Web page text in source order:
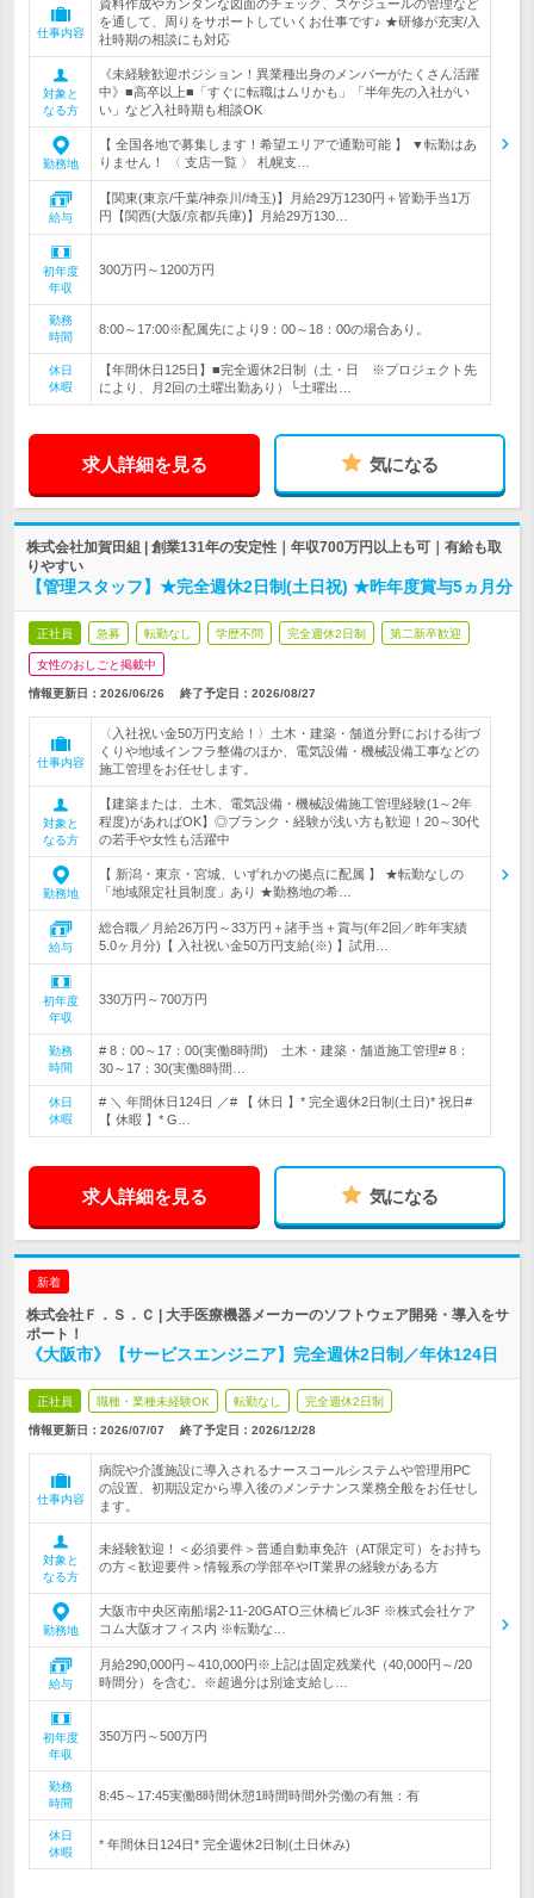
仕事内容
資料作成やカンタンな図面のチェック、スケジュールの管理など
を通して、周りをサポートしていくお仕事です♪ ★研修が充実/入
社時期の相談にも対応
対象と
なる方
《未経験歓迎ポジション！異業種出身のメンバーがたくさん活躍
中》■高卒以上■「すぐに転職はムリかも」「半年先の入社がい
い」など入社時期も相談OK
勤務地
【 全国各地で募集します！希望エリアで通勤可能 】 ▼転勤はあ
りません！ 〈 支店一覧 〉 札幌支…
給与
【関東(東京/千葉/神奈川/埼玉)】月給29万1230円＋皆勤手当1万
円【関西(大阪/京都/兵庫)】月給29万130…
初年度
年収
300万円～1200万円
勤務
時間
8:00～17:00※配属先により9：00～18：00の場合あり。
休日
休暇
【年間休日125日】■完全週休2日制（土・日 ※プロジェクト先
により、月2回の土曜出勤あり）└土曜出…
求人詳細を見る 気になる
株式会社加賀田組 | 創業131年の安定性｜年収700万円以上も可｜有給も取
りやすい
【管理スタッフ】★完全週休2日制(土日祝) ★昨年度賞与5ヵ月分
正社員 急募 転勤なし 学歴不問 完全週休2日制 第二新卒歓迎
女性のおしごと掲載中
情報更新日：2026/06/26 終了予定日： 2026/08/27
仕事内容
〈入社祝い金50万円支給！〉土木・建築・舗道分野における街づ
くりや地域インフラ整備のほか、電気設備・機械設備工事などの
施工管理をお任せします。
対象と
なる方
【建築または、土木、電気設備・機械設備施工管理経験(1～2年
程度)があればOK】◎ブランク・経験が浅い方も歓迎！20～30代
の若手や女性も活躍中
勤務地
【 新潟・東京・宮城、いずれかの拠点に配属 】 ★転勤なしの
「地域限定社員制度」あり ★勤務地の希…
給与
総合職／月給26万円～33万円＋諸手当＋賞与(年2回／昨年実績
5.0ヶ月分)【 入社祝い金50万円支給(※) 】試用…
初年度
年収
330万円～700万円
勤務
時間
# 8：00～17：00(実働8時間) 土木・建築・舗道施工管理# 8：
30～17：30(実働8時間…
休日
休暇
# ＼ 年間休日124日 ／# 【 休日 】* 完全週休2日制(土日)* 祝日#
【 休暇 】* G…
求人詳細を見る 気になる
新着
株式会社Ｆ．Ｓ．Ｃ | 大手医療機器メーカーのソフトウェア開発・導入をサ
ポート！
《大阪市》【サービスエンジニア】完全週休2日制／年休124日
正社員 職種・業種未経験OK 転勤なし 完全週休2日制
情報更新日：2026/07/07 終了予定日： 2026/12/28
仕事内容
病院や介護施設に導入されるナースコールシステムや管理用PC
の設置、初期設定から導入後のメンテナンス業務全般をお任せし
ます。
対象と
なる方
未経験歓迎！＜必須要件＞普通自動車免許（AT限定可）をお持ち
の方＜歓迎要件＞情報系の学部卒やIT業界の経験がある方
勤務地
大阪市中央区南船場2-11-20GATO三休橋ビル3F ※株式会社ケア
コム大阪オフィス内 ※転勤な…
給与
月給290,000円～410,000円※上記は固定残業代（40,000円～/20
時間分）を含む。※超過分は別途支給し…
初年度
年収
350万円～500万円
勤務
時間
8:45～17:45実働8時間休憩1時間時間外労働の有無：有
休日
休暇
* 年間休日124日* 完全週休2日制(土日休み)